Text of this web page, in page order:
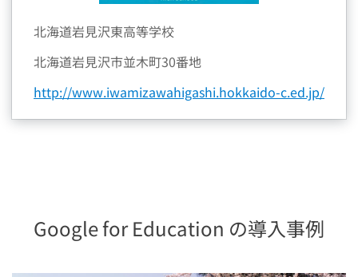
北海道岩見沢東高等学校
北海道岩見沢市並木町30番地
http://www.iwamizawahigashi.hokkaido-c.ed.jp/
Google for Education の導入事例